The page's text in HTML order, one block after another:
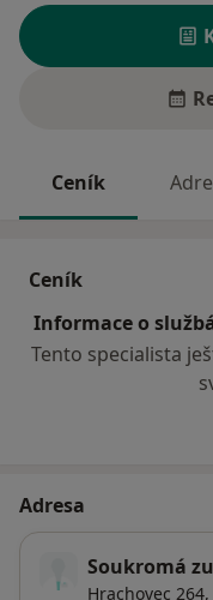
Ceník
Ceník
Informace o
Tento specialista
Adresa
Soukromá
Hrachovec 264,